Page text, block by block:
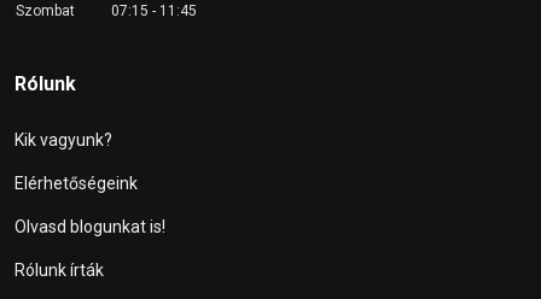
Szombat
07:15 - 11:45
Rólunk
Kik vagyunk?
Elérhetőségeink
Olvasd blogunkat is!
Rólunk írták